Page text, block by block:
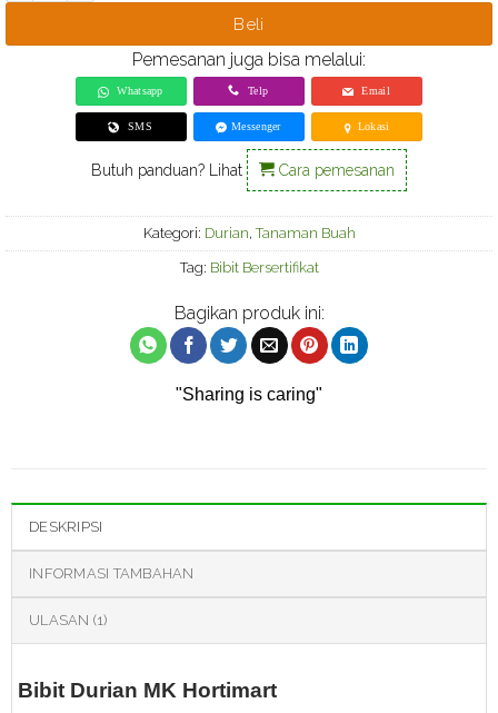
Beli
Pemesanan juga bisa melalui:
Whatsapp Telp Email
SMS Messenger Lokasi
Butuh panduan? Lihat Cara pemesanan
Kategori: Durian,Tanaman Buah
Tag: Bibit Bersertifikat
Bagikan produk ini:
"Sharing is caring"
DESKRIPSI
INFORMASI TAMBAHAN
ULASAN (1)
Bibit Durian MK Hortimart